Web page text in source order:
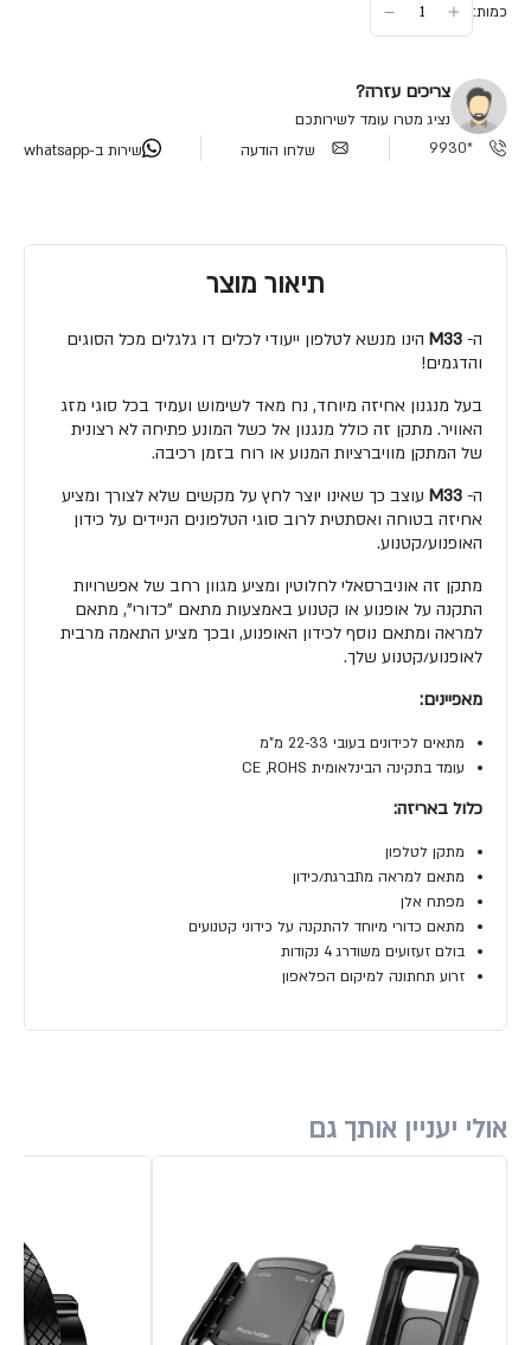
כמות:
צריכים עזרה?
נציג מטרו עומד לשירותכם
*9930
שלחו הודעה שירות ב-whatsapp
תיאור מוצר
ה- M33 הינו מנשא לטלפון ייעודי לכלים דו גלגלים מכל הסוגים
והדגמים!
בעל מנגנון אחיזה מיוחד, נח מאד לשימוש ועמיד בכל סוגי מזג
האוויר. מתקן זה כולל מנגנון אל כשל המונע פתיחה לא רצונית
של המתקן מוויברציות המנוע או רוח בזמן רכיבה.
ה- M33 עוצב כך שאינו יוצר לחץ על מקשים שלא לצורך ומציע
אחיזה בטוחה ואסתטית לרוב סוגי הטלפונים הניידים על כידון
האופנוע/קטנוע.
מתקן זה אוניברסאלי לחלוטין ומציע מגוון רחב של אפשרויות
התקנה על אופנוע או קטנוע באמצעות מתאם "כדורי", מתאם
למראה ומתאם נוסף לכידון האופנוע, ובכך מציע התאמה מרבית
לאופנוע/קטנוע שלך.
מאפיינים:
מתאים לכידונים בעובי 22-33 מ"מ
עומד בתקינה הבינלאומית CE ,ROHS
כלול באריזה:
מתקן לטלפון
מתאם למראה מתברגת/כידון
מפתח אלן
מתאם כדורי מיוחד להתקנה על כידוני קטנועים
בולם זעזועים משודרג 4 נקודות
זרוע תחתונה למיקום הפלאפון
אולי יעניין אותך גם